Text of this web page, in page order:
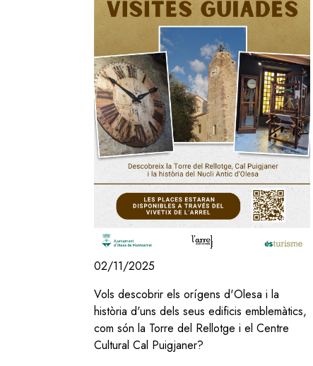
02/11/2025
Vols descobrir els orígens d'Olesa i la
història d'uns dels seus edificis emblemàtics,
com són la Torre del Rellotge i el Centre
Cultural Cal Puigjaner?